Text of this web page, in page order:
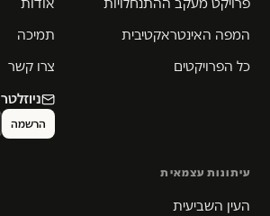
המפה האינטראקטיבית
כל הפרויקטים
תמיכה
צרו קשר
ניוזלטר
עיתונות עצמאית
העין השביעית